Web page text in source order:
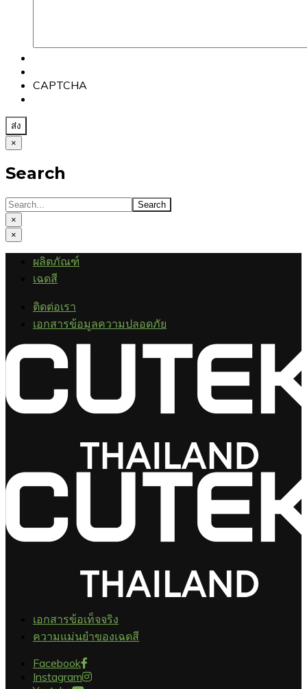
CAPTCHA
×
Search
×
×
ผลิตภัณฑ์
เฉดสี
ติดต่อเรา
เอกสารข้อมูลความปลอดภัย
เอกสารข้อเท็จจริง
ความแม่นยำของเฉดสี
Facebook
Instagram